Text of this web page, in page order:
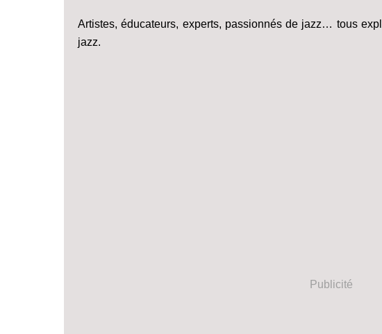
Artistes, éducateurs, experts, passionnés de jazz… tous
jazz.
Publicité